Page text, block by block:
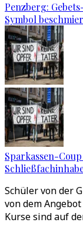
Penzberg:
Symbol
Sparkassen-
Schüler von der
von dem
Kurse sind auf